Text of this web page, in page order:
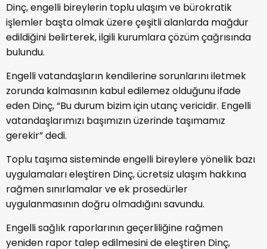
Dinç, engelli bireylerin toplu ulaşım ve bürokratik
işlemler başta olmak üzere çeşitli alanlarda mağdur
edildiğini belirterek, ilgili kurumlara çözüm çağrısında
bulundu.
Engelli vatandaşların kendilerine sorunlarını iletmek
zorunda kalmasının kabul edilemez olduğunu ifade
eden Dinç, “Bu durum bizim için utanç vericidir. Engelli
vatandaşlarımızı başımızın üzerinde taşımamız
gerekir” dedi.
Toplu taşıma sisteminde engelli bireylere yönelik bazı
uygulamaları eleştiren Dinç, ücretsiz ulaşım hakkına
rağmen sınırlamalar ve ek prosedürler
uygulanmasının doğru olmadığını savundu.
Engelli sağlık raporlarının geçerliliğine rağmen
yeniden rapor talep edilmesini de eleştiren Dinç,